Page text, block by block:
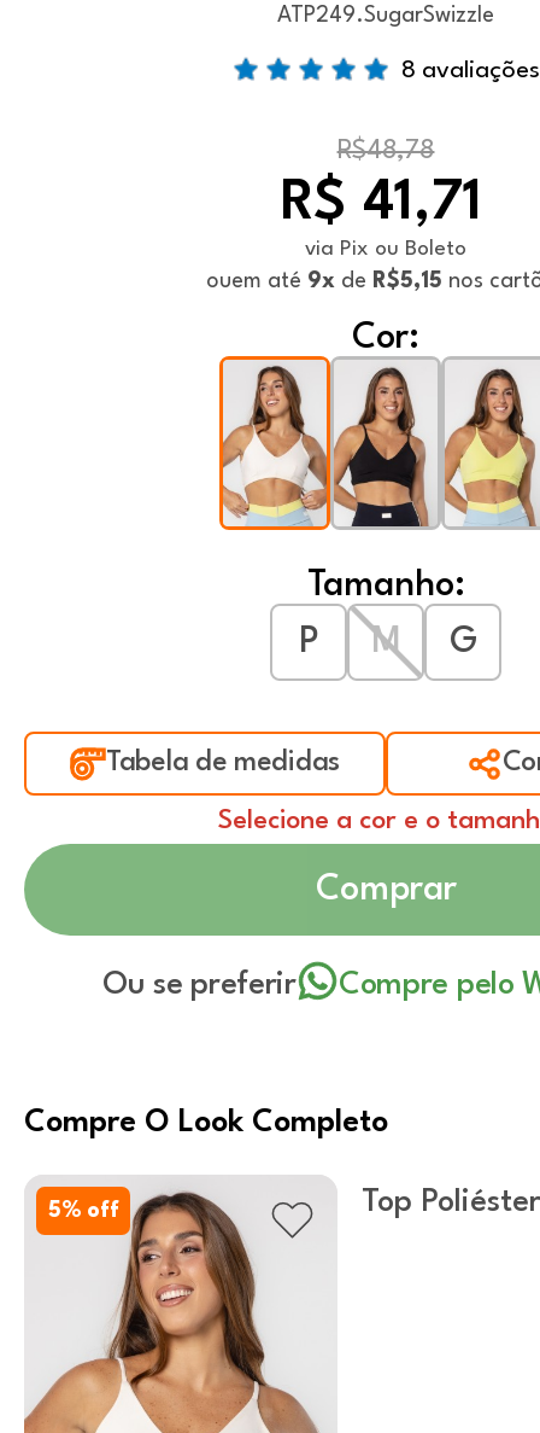
ATP249.SugarSwizzle
8 avaliações
R$48,78
R$ 41,71
via Pix ou Boleto
ouem até 9x de R$5,15 nos
Cor:
Tamanho:
P
M G
Tabela de medidas
Selecione a cor e o
Comprar
Ou se preferir Compre pelo
Compre O Look Completo
5% off
Top